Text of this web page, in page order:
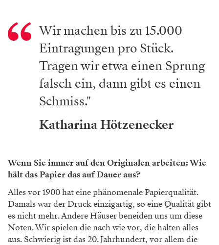
überlegen, wie man das ins Notenblatt einträgt. Dazu
kommt, dass das Orchester philharmonisch spielt und
nicht immer die Musiker im Graben sitzen, die das
Stück geprobt haben. Es ist also umso wichtiger, dass
man die Änderungen so einträgt, dass jemand, der das
Stück nicht geprobt hat, es dann trotzdem so spielt,
wie es der aktuellen Hausfassung entspricht.